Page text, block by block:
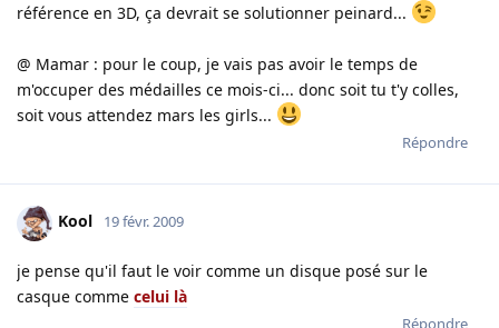
référence en 3D, ça devrait se solutionner peinard...
@ Mamar : pour le coup, je vais pas avoir le temps de
m'occuper des médailles ce mois-ci... donc soit tu t'y colles,
soit vous attendez mars les girls...
Répondre
Kool 19 févr. 2009
je pense qu'il faut le voir comme un disque posé sur le
casque comme celui là
Répondre